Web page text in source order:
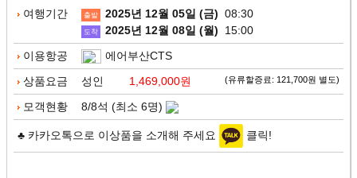
여행기간 출발 2025년 12월 05일 (금) 08:30
도착 2025년 12월 08일 (월)
15:00
이용항공
에어부산CTS
상품요금
성인 1,469,000원 (유류할증료: 121,700원 별도)
모객현황 8/8석 (최소 6명)
♣ 카카오톡으로 이상품을 소개해 주세요 클릭!